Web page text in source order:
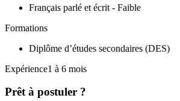
Français parlé et écrit - Faible
Formations
Diplôme d’études secondaires (DES)
Expérience1 à 6 mois
Prêt à postuler ?